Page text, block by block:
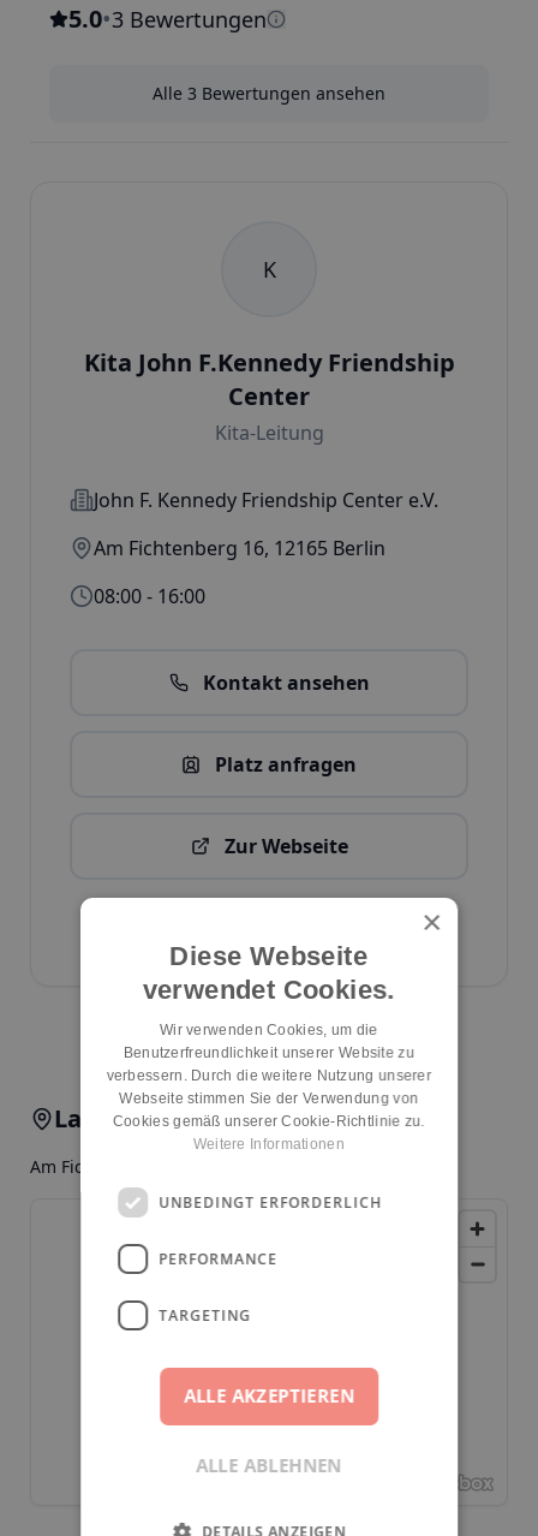
5.0•3 Bewertungen
Alle 3 Bewertungen ansehen
K
Kita John F.Kennedy Friendship
Center
Kita-Leitung
John F. Kennedy Friendship Center e.V.
Am Fichtenberg 16, 12165 Berlin
08:00 - 16:00
Kontakt ansehen
Platz anfragen
Zur Webseite
Kita melden
Lage & Anfahrt
Am Fichtenberg 16, 12165, Berlin, Steglitz
×
Diese Webseite
verwendet Cookies.
Wir verwenden Cookies, um die
Benutzerfreundlichkeit unserer Website zu
verbessern. Durch die weitere Nutzung unserer
Webseite stimmen Sie der Verwendung von
Cookies gemäß unserer Cookie-Richtlinie zu.
Weitere Informationen
UNBEDINGT ERFORDERLICH
PERFORMANCE
TARGETING
ALLE AKZEPTIEREN
ALLE ABLEHNEN
DETAILS ANZEIGEN